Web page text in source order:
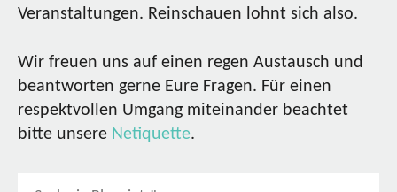
Veranstaltungen. Reinschauen lohnt sich also.
Wir freuen uns auf einen regen Austausch und
beantworten gerne Eure Fragen. Für einen
respektvollen Umgang miteinander beachtet
bitte unsere Netiquette.